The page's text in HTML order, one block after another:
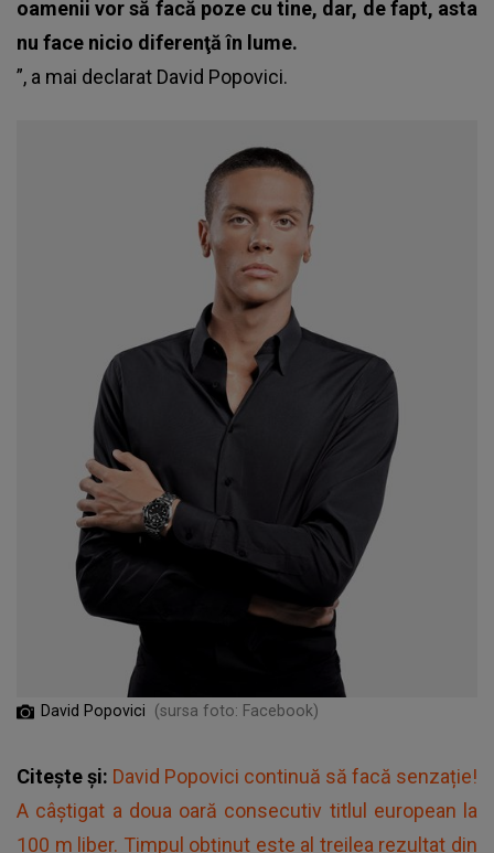
oamenii vor să facă poze cu tine, dar, de fapt, asta
nu face nicio diferenţă în lume.
”, a mai declarat David Popovici.
David Popovici (sursa foto: Facebook)
Citește și: David Popovici continuă să facă senzație!
A câştigat a doua oară consecutiv titlul european la
100 m liber. Timpul obținut este al treilea rezultat din